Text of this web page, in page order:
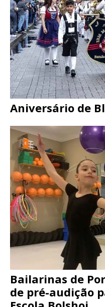
Aniversário de
Bailarinas de
de pré-audição